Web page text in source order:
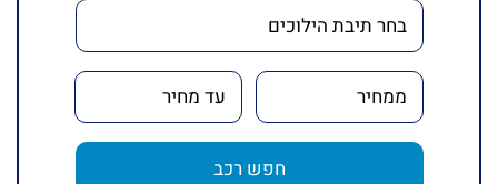
חפש רכב